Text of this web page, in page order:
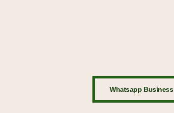
Whatsapp Business